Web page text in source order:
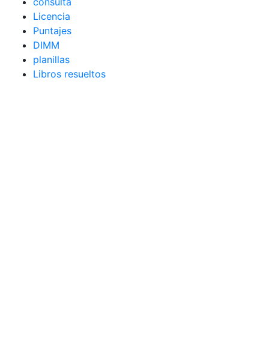
Licencia
Puntajes
DIMM
planillas
Libros resueltos